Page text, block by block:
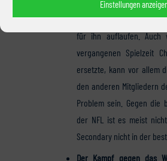
Einstellungen
Sofern er nicht spielen
für ihn auflaufen. Auch
vergangenen Spielzeit
ersetzte, kann vor allem
den anderen Mitgliedern
Problem sein. Gegen die
der NFL ist es meist
Secondary nicht in der
Der Kampf gegen das